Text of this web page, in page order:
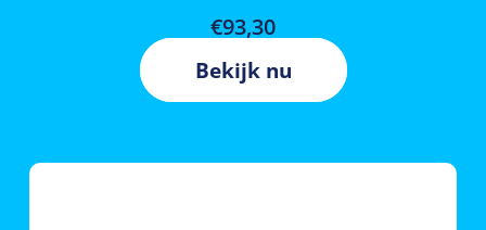
€93,30
Bekijk nu